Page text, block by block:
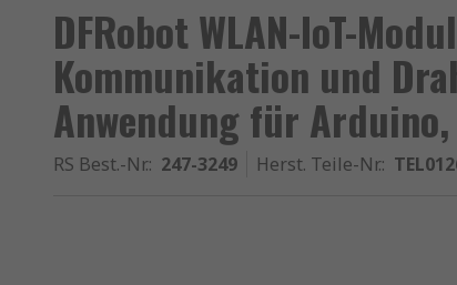
DFRobot WLAN-IoT-
Kommunikation und
Anwendung für
RS Best.-Nr.: 247-3249 Herst. Teile-Nr.: